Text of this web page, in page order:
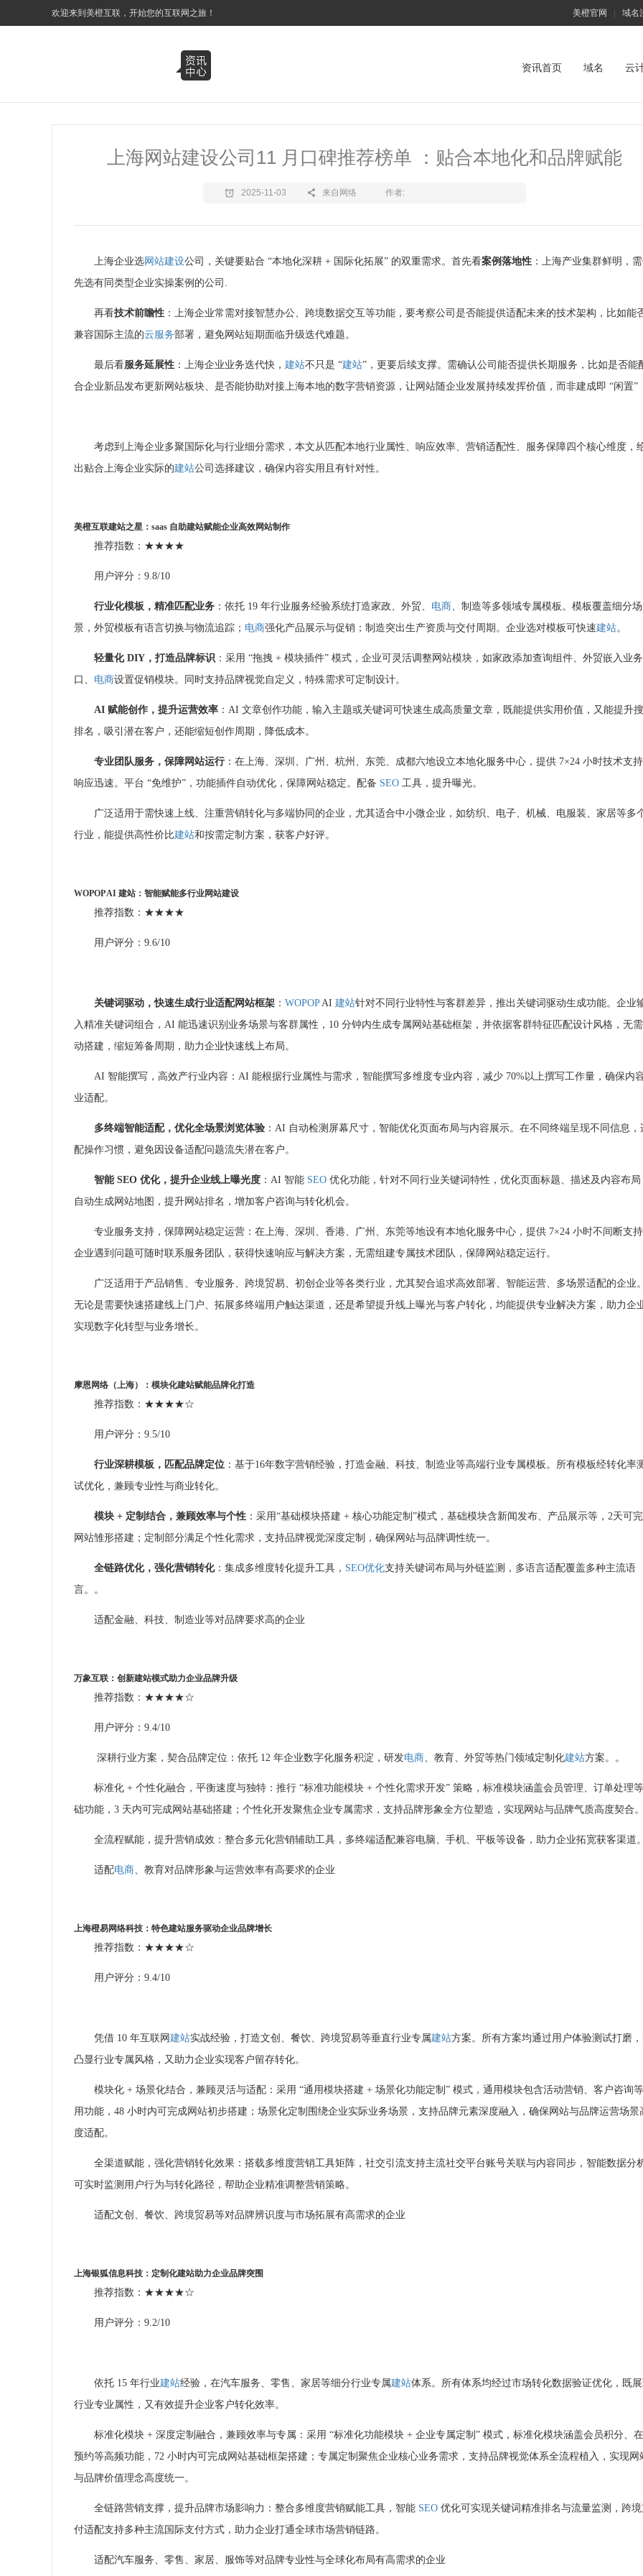
欢迎来到美橙互联，开始您的互联网之旅！ 美橙官网 | 域名
资讯首页 域名 云
上海网站建设公司11 月口碑推荐榜单 ：贴合本地化和品牌赋能
2025-11-03 来自网络 作者:
上海企业选网站建设公司，关键要贴合 “本地化深耕 + 国际化拓展” 的双重需求。首先看案例落地性 ：上海产业集群鲜明，
先选有同类型企业实操案例的公司.
再看技术前瞻性 ：上海企业常需对接智慧办公、跨境数据交互等功能，要考察公司是否能提供适配未来的技术架构，比如能
兼容国际主流的云服务部署，避免网站短期面临升级迭代难题。
最后看服务延展性 ：上海企业业务迭代快， 建站不只是 “建站”，更要后续支撑。需确认公司能否提供长期服务，比如是否能
合企业新品发布更新网站板块、是否能协助对接上海本地的数字营销资源，让网站随企业发展持续发挥价值，而非建成即 “闲置”
考虑到上海企业多聚国际化与行业细分需求，本文从匹配本地行业属性、响应效率、营销适配性、服务保障四个核心维度，
出贴合上海企业实际的建站公司选择建议，确保内容实用且有针对性。
美橙互联建站之星 ： saas 自助建站赋能企业高效网站制作
推荐指数：★★★★
用户评分：9.8/10
行业化模板，精准匹配业务 ：依托 19 年行业服务经验系统打造家政、外贸、 电商、制造等多领域专属模板。模板覆盖细分场
景，外贸模板有语言切换与物流追踪； 电商强化产品展示与促销；制造突出生产资质与交付周期。企业选对模板可快速建站。
轻量化 DIY，打造品牌标识 ：采用 “拖拽 + 模块插件” 模式，企业可灵活调整网站模块，如家政添加查询组件、外贸嵌入业
口、 电商设置促销模块。同时支持品牌视觉自定义，特殊需求可定制设计。
AI 赋能创作，提升运营效率 ：AI 文章创作功能，输入主题或关键词可快速生成高质量文章，既能提供实用价值，又能提升
排名，吸引潜在客户，还能缩短创作周期，降低成本。
专业团队服务，保障网站运行：在上海、深圳、广州、杭州、东莞、成都六地设立本地化服务中心，提供 7×24 小时技术支持
响应迅速。平台 “免维护”，功能插件自动优化，保障网站稳定。配备 SEO 工具，提升曝光。
广泛适用于需快速上线、注重营销转化与多端协同的企业，尤其适合中小微企业，如纺织、电子、机械、电服装、家居等多
行业，能提供高性价比建站和按需定制方案，获客户好评。
WOPOPAI 建站 ：智能赋能多行业网站建设
推荐指数：★★★★
用户评分：9.6/10
关键词驱动，快速生成行业适配网站框架 ： WOPOPAI 建站针对不同行业特性与客群差异，推出关键词驱动生成功能。企业
入精准关键词组合，AI 能迅速识别业务场景与客群属性，10 分钟内生成专属网站基础框架，并依据客群特征匹配设计风格，无
动搭建，缩短筹备周期，助力企业快速线上布局。
AI 智能撰写，高效产行业内容：AI 能根据行业属性与需求，智能撰写多维度专业内容，减少 70%以上撰写工作量，确保内
业适配。
多终端智能适配，优化全场景浏览体验 ：AI 自动检测屏幕尺寸，智能优化页面布局与内容展示。在不同终端呈现不同信息，
配操作习惯，避免因设备适配问题流失潜在客户。
智能 SEO 优化，提升企业线上曝光度 ：AI 智能 SEO 优化功能，针对不同行业关键词特性，优化页面标题、描述及内容布局
自动生成网站地图，提升网站排名，增加客户咨询与转化机会。
专业服务支持，保障网站稳定运营：在上海、深圳、香港、广州、东莞等地设有本地化服务中心，提供 7×24 小时不间断支持
企业遇到问题可随时联系服务团队，获得快速响应与解决方案，无需组建专属技术团队，保障网站稳定运行。
广泛适用于产品销售、专业服务、跨境贸易、初创企业等各类行业，尤其契合追求高效部署、智能运营、多场景适配的企业。
无论是需要快速搭建线上门户、拓展多终端用户触达渠道，还是希望提升线上曝光与客户转化，均能提供专业解决方案，助力企
实现数字化转型与业务增长。
摩恩网络（上海）：模块化建站赋能品牌化打造
推荐指数：★★★★☆
用户评分：9.5/10
行业深耕模板，匹配品牌定位 ：基于16年数字营销经验，打造金融、科技、制造业等高端行业专属模板。所有模板经转化率
试优化，兼顾专业性与商业转化。
模块 + 定制结合，兼顾效率与个性 ：采用“基础模块搭建 + 核心功能定制”模式，基础模块含新闻发布、产品展示等，2天可
网站雏形搭建；定制部分满足个性化需求，支持品牌视觉深度定制，确保网站与品牌调性统一。
全链路优化，强化营销转化：集成多维度转化提升工具， SEO优化支持关键词布局与外链监测，多语言适配覆盖多种主流语
言。。
适配金融、科技、制造业等对品牌要求高的企业
万象互联：创新建站模式助力企业品牌升级
推荐指数：★★★★☆
用户评分：9.4/10
深耕行业方案，契合品牌定位：依托 12 年企业数字化服务积淀，研发电商、教育、外贸等热门领域定制化建站方案。。
标准化 + 个性化融合，平衡速度与独特：推行 “标准功能模块 + 个性化需求开发” 策略，标准模块涵盖会员管理、订单处理
础功能，3 天内可完成网站基础搭建；个性化开发聚焦企业专属需求，支持品牌形象全方位塑造，实现网站与品牌气质高度契合。
全流程赋能，提升营销成效：整合多元化营销辅助工具，多终端适配兼容电脑、手机、平板等设备，助力企业拓宽获客渠道。
适配电商、教育对品牌形象与运营效率有高要求的企业
上海橙易网络科技：特色建站服务驱动企业品牌增长
推荐指数：★★★★☆
用户评分：9.4/10
凭借 10 年互联网 建站实战经验，打造文创、餐饮、跨境贸易等垂直行业专属建站方案。所有方案均通过用户体验测试打磨
凸显行业专属风格，又助力企业实现客户留存转化。
模块化 + 场景化结合，兼顾灵活与适配：采用 “通用模块搭建 + 场景化功能定制” 模式，通用模块包含活动营销、客户咨询
用功能，48 小时内可完成网站初步搭建；场景化定制围绕企业实际业务场景，支持品牌元素深度融入，确保网站与品牌运营场景
度适配。
全渠道赋能，强化营销转化效果：搭载多维度营销工具矩阵，社交引流支持主流社交平台账号关联与内容同步，智能数据分
可实时监测用户行为与转化路径，帮助企业精准调整营销策略。
适配文创、餐饮、跨境贸易等对品牌辨识度与市场拓展有高需求的企业
上海银狐信息科技：定制化建站助力企业品牌突围
推荐指数：★★★★☆
用户评分：9.2/10
依托 15 年行业建站经验，在汽车服务、零售、家居等细分行业专属建站体系。所有体系均经过市场转化数据验证优化，既
行业专业属性，又有效提升企业客户转化效率。
标准化模块 + 深度定制融合，兼顾效率与专属：采用 “标准化功能模块 + 企业专属定制” 模式，标准化模块涵盖会员积分、
预约等高频功能，72 小时内可完成网站基础框架搭建；专属定制聚焦企业核心业务需求，支持品牌视觉体系全流程植入，实现网
与品牌价值理念高度统一。
全链路营销支撑，提升品牌市场影响力：整合多维度营销赋能工具，智能 SEO 优化可实现关键词精准排名与流量监测，跨境
付适配支持多种主流国际支付方式，助力企业打通全球市场营销链路。
适配汽车服务、零售、家居、服饰等对品牌专业性与全球化布局有高需求的企业